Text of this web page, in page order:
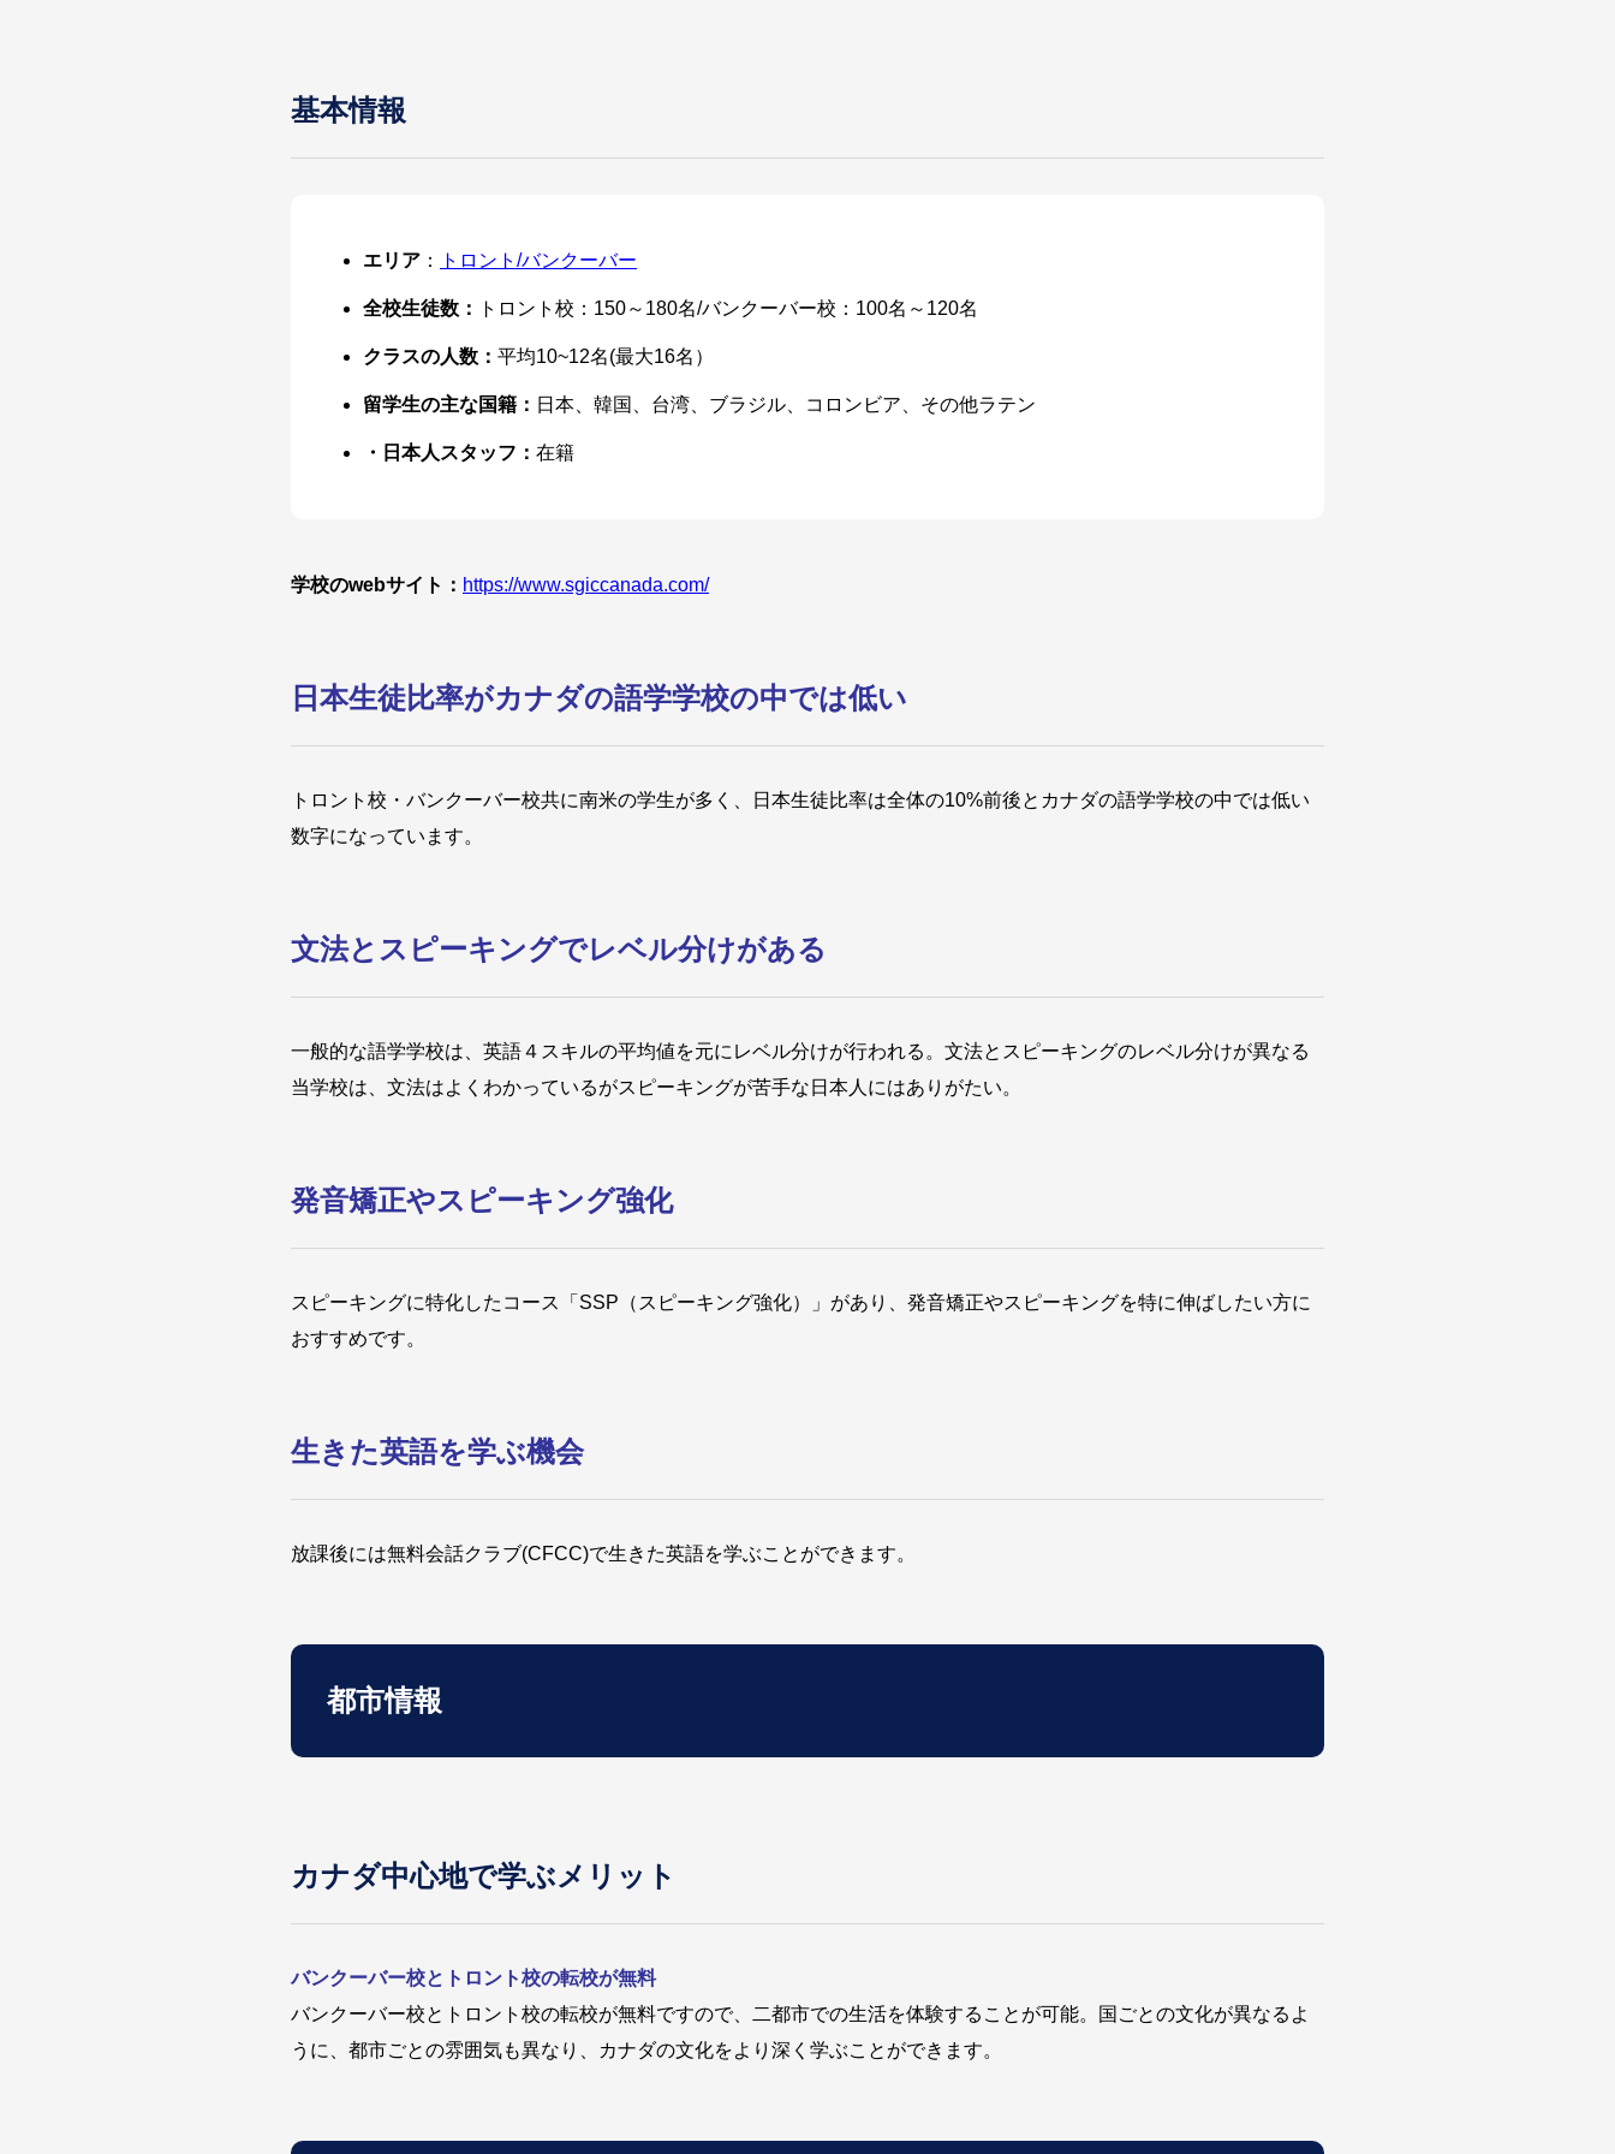
基本情報
エリア ： トロント/バンクーバー
全校生徒数： トロント校： 150～180名/バンクーバー校： 100名～120名
クラスの人数： 平均10~12名(最大16名）
留学生の主な国籍： 日本、韓国、台湾、ブラジル、コロンビア、その他ラテン
・日本人 スタッフ： 在籍
学校のwebサイト： https://www.sgiccanada.com/
日本生徒比率がカナダの語学学校の中では低い
トロント校・バンクーバー校共に南米の学生が多く、日本生徒比率は全体の10%前後とカナダの語学学校の中では低い
数字になっています。
文法とスピーキングでレベル分けがある
一般的な語学学校は、英語４スキルの平均値を元にレベル分けが行われる。文法とスピーキングのレベル分けが異なる
当学校は、文法はよくわかっているがスピーキングが苦手な日本人にはありがたい。
発音矯正やスピーキング強化
スピーキングに特化したコース「SSP（スピーキング強化）」があり、発音矯正やスピーキングを特に伸ばしたい方に
おすすめです。
生きた英語を学ぶ機会
放課後には無料会話クラブ(CFCC)で生きた英語を学ぶことができます。
都市情報
カナダ中心地で学ぶメリット
バンクーバー校とトロント校の転校が無料
バンクーバー校とトロント校の転校が無料ですので、二都市での生活を体験することが可能。国ごとの文化が異なるよ
うに、都市ごとの雰囲気も異なり、カナダの文化をより深く学ぶことができます。